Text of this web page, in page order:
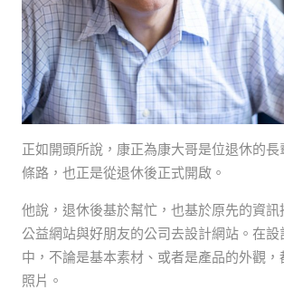
正如開頭所說，康正為康大哥是位退休的
條路，也正是從退休後正式開啟。
他說，退休後基於幫忙，也基於原先的資
公益網站與好朋友的公司去設計網站。在設
中，不論是基本素材、或者是產品的外觀
照片。